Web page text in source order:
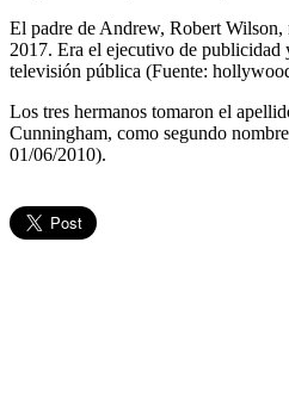
El padre de Andrew, Robert Wilson,
2017. Era el ejecutivo de publicidad
televisión pública (Fuente:
Los tres hermanos tomaron el
Cunningham, como segundo
01/06/2010).